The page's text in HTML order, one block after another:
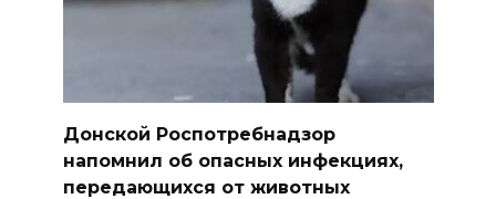
Донской Роспотребнадзор
напомнил об опасных инфекциях,
передающихся от животных